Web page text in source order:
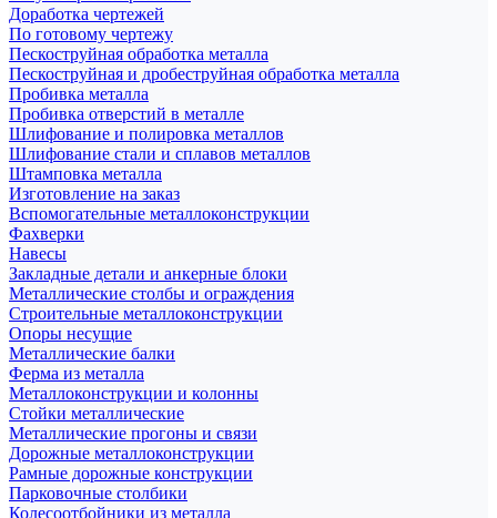
Доработка чертежей
По готовому чертежу
Пескоструйная обработка металла
Пескоструйная и дробеструйная обработка металла
Пробивка металла
Пробивка отверстий в металле
Шлифование и полировка металлов
Шлифование стали и сплавов металлов
Штамповка металла
Изготовление на заказ
Вспомогательные металлоконструкции
Фахверки
Навесы
Закладные детали и анкерные блоки
Металлические столбы и ограждения
Строительные металлоконструкции
Опоры несущие
Металлические балки
Ферма из металла
Металлоконструкции и колонны
Стойки металлические
Металлические прогоны и связи
Дорожные металлоконструкции
Рамные дорожные конструкции
Парковочные столбики
Колесоотбойники из металла